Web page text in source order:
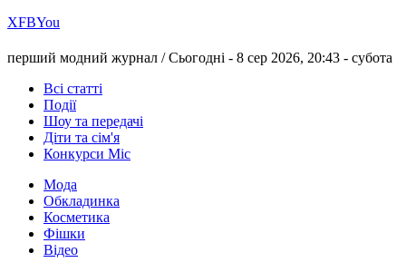
ХFBYou
перший модний журнал /Сьогодні - 8 сер 2026, 20:43 - субота
Всі статті
Події
Шоу та передачі
Діти та сім'я
Конкурси Міс
Мода
Обкладинка
Косметика
Фішки
Відео